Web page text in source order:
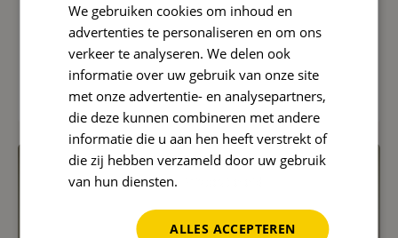
Hoe word je gevonden door
ChatGPT, Perplexity en Gemini? Zo
maak je content die AI citeert
Lees artikel
We gebruiken cookies om inhoud en
advertenties te personaliseren en om ons
verkeer te analyseren. We delen ook
informatie over uw gebruik van onze site
met onze advertentie- en analysepartners,
die deze kunnen combineren met andere
informatie die u aan hen heeft verstrekt of
die zij hebben verzameld door uw gebruik
van hun diensten.
ALLES ACCEPTEREN